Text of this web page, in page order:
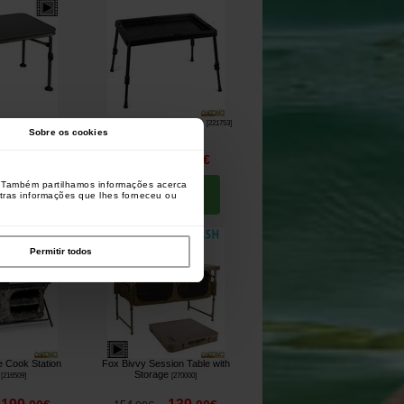
Sobre os cookies
partilhamos informações acerca
informações que lhes forneceu ou
Permitir todos
Fox Molded Bivvy Table [221753]
€
Comprar
Cook Station
[216509]
Fox Bivvy Session Table with
Storage [270000]